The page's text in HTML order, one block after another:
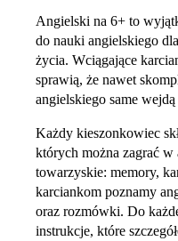
Angielski na 6+ to
do nauki angielskiego
życia. Wciągające
sprawią, że nawet
angielskiego same
Każdy kieszonkowiec
których można zagrać
towarzyskie: memory,
karciankom poznamy
oraz rozmówki. Do
instrukcje, które